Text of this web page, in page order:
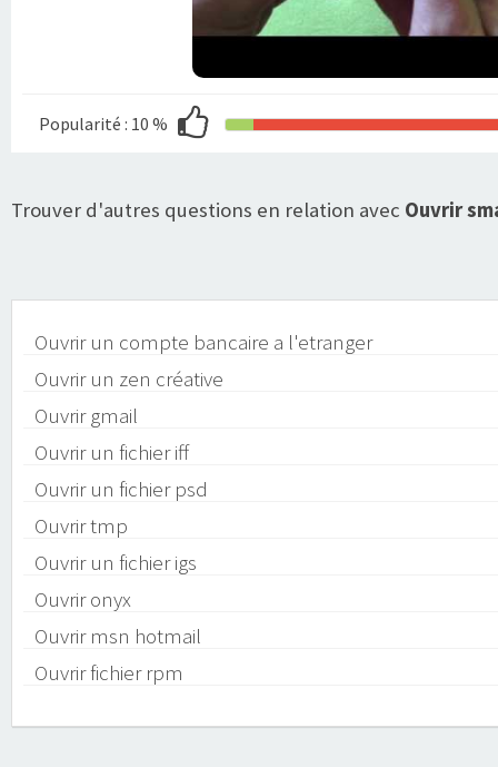
Popularité : 10 %
Trouver d'autres questions en relation avec Ouvrir
Ouvrir un compte bancaire a l'etranger
Ouvrir un zen créative
Ouvrir gmail
Ouvrir un fichier iff
Ouvrir un fichier psd
Ouvrir tmp
Ouvrir un fichier igs
Ouvrir onyx
Ouvrir msn hotmail
Ouvrir fichier rpm